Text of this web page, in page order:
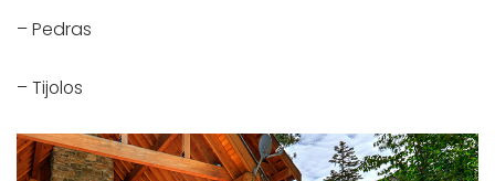
– Pedras
– Tijolos